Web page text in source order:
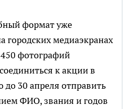
формат уже
городских медиаэкранах
фотографий
к акции в
до 30 апреля отправить
ФИО, звания и годов